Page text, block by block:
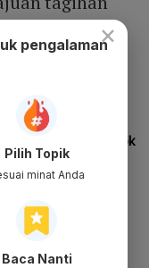
pada 5
Pemutus
×
pengalaman
Pilih Topik
minat Anda
Baca Nanti